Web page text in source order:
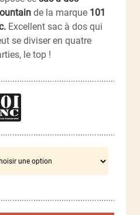
de la marque 101
Excellent sac à dos qui
se diviser en quatre
le top !